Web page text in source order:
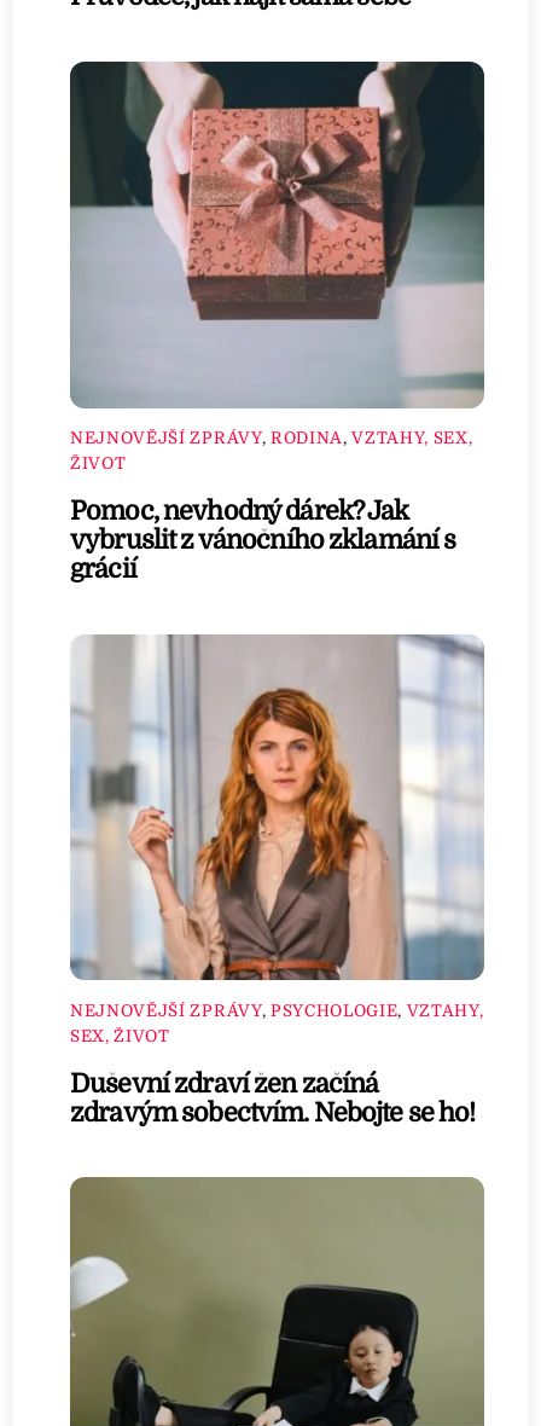
NEJNOVĚJŠÍ ZPRÁVY, RODINA ,VZTAHY, SEX,
ŽIVOT
Pomoc, nevhodný dárek? Jak
vybruslit z vánočního zklamání s
grácií
NEJNOVĚJŠÍ ZPRÁVY, PSYCHOLOGIE, VZTAHY,
SEX, ŽIVOT
Duševní zdraví žen začíná
zdravým sobectvím. Nebojte se ho!